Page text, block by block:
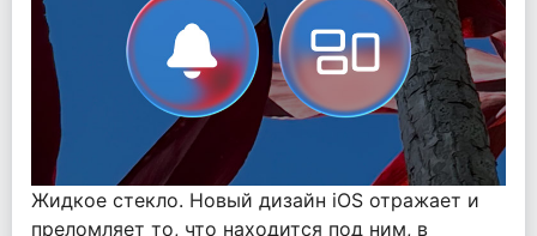
Жидкое стекло. Новый дизайн iOS отражает и
преломляет то, что находится под ним, в